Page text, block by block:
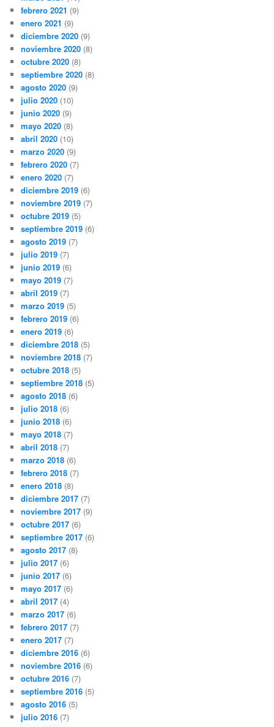
febrero 2021 (9)
enero 2021 (9)
diciembre 2020 (9)
noviembre 2020 (8)
octubre 2020 (8)
septiembre 2020 (8)
agosto 2020 (9)
julio 2020 (10)
junio 2020 (9)
mayo 2020 (8)
abril 2020 (10)
marzo 2020 (9)
febrero 2020 (7)
enero 2020 (7)
diciembre 2019 (6)
noviembre 2019 (7)
octubre 2019 (5)
septiembre 2019 (6)
agosto 2019 (7)
julio 2019 (7)
junio 2019 (6)
mayo 2019 (7)
abril 2019 (7)
marzo 2019 (5)
febrero 2019 (6)
enero 2019 (6)
diciembre 2018 (5)
noviembre 2018 (7)
octubre 2018 (5)
septiembre 2018 (5)
agosto 2018 (6)
julio 2018 (6)
junio 2018 (6)
mayo 2018 (7)
abril 2018 (7)
marzo 2018 (6)
febrero 2018 (7)
enero 2018 (8)
diciembre 2017 (7)
noviembre 2017 (9)
octubre 2017 (6)
septiembre 2017 (6)
agosto 2017 (8)
julio 2017 (6)
junio 2017 (6)
mayo 2017 (6)
abril 2017 (4)
marzo 2017 (6)
febrero 2017 (7)
enero 2017 (7)
diciembre 2016 (6)
noviembre 2016 (6)
octubre 2016 (7)
septiembre 2016 (5)
agosto 2016 (5)
julio 2016 (7)